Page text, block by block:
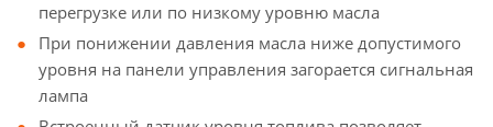
перегрузке или по низкому уровню масла
При понижении давления масла ниже допустимого
уровня на панели управления загорается сигнальная
лампа